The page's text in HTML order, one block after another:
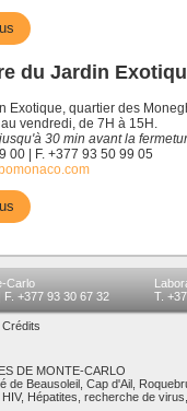
du Jardin
Exotique, quartier des
vendredi, de 7H à 15H.
30 min avant la
00 | F. +377 93 50 99 05
Carlo
+377 93 30 67 32
T.
Crédits
DE MONTE-CARLO
Beausoleil, Cap d'Ail,
Hépatites, recherche de